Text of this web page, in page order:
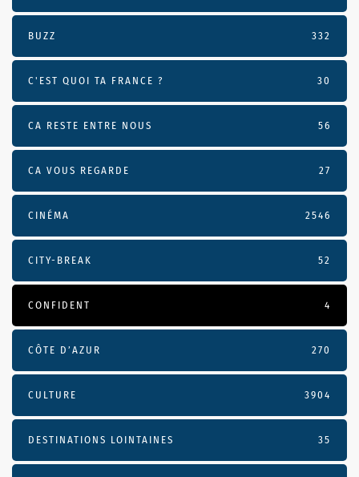
BUZZ 332
C'EST QUOI TA FRANCE ? 30
CA RESTE ENTRE NOUS 56
CA VOUS REGARDE 27
CINÉMA 2546
CITY-BREAK 52
CONFIDENT 4
CÔTE D’AZUR 270
CULTURE 3904
DESTINATIONS LOINTAINES 35